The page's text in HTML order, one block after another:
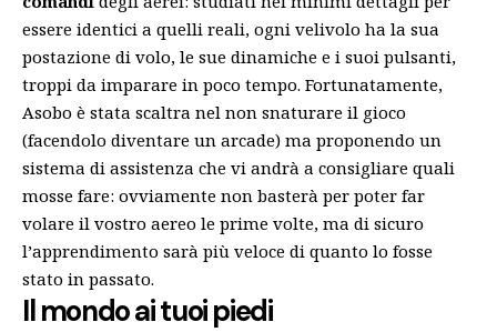
essere identici a quelli reali, ogni velivolo ha la sua
postazione di volo, le sue dinamiche e i suoi pulsanti,
troppi da imparare in poco tempo. Fortunatamente,
Asobo è stata scaltra nel non snaturare il gioco
(facendolo diventare un arcade) ma proponendo un
sistema di assistenza che vi andrà a consigliare quali
mosse fare: ovviamente non basterà per poter far
volare il vostro aereo le prime volte, ma di sicuro
l’apprendimento sarà più veloce di quanto lo fosse
stato in passato.
Il mondo ai tuoi piedi